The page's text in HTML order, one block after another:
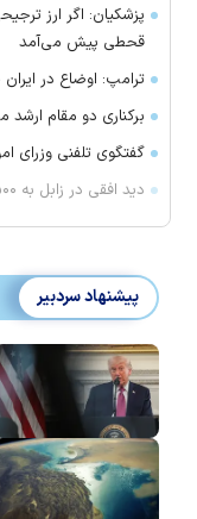
پزشکیان: اگر ارز
قحطی پیش می‌آمد
ترامپ: اوضاع در
برکناری دو مقام ارشد
گفتگوی تلفنی وزرای
دید افقی در زابل به ۲۵۰۰ متر کاهش یافت
پیشنهاد سردبیر